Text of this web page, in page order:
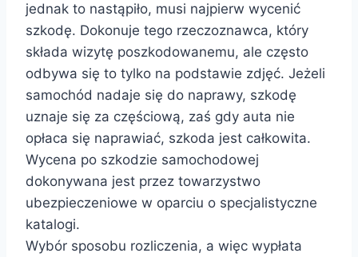
jednak to nastąpiło, musi najpierw wycenić
szkodę. Dokonuje tego rzeczoznawca, który
składa wizytę poszkodowanemu, ale często
odbywa się to tylko na podstawie zdjęć. Jeżeli
samochód nadaje się do naprawy, szkodę
uznaje się za częściową, zaś gdy auta nie
opłaca się naprawiać, szkoda jest całkowita.
Wycena po szkodzie samochodowej
dokonywana jest przez towarzystwo
ubezpieczeniowe w oparciu o specjalistyczne
katalogi.
Wybór sposobu rozliczenia, a więc wypłata